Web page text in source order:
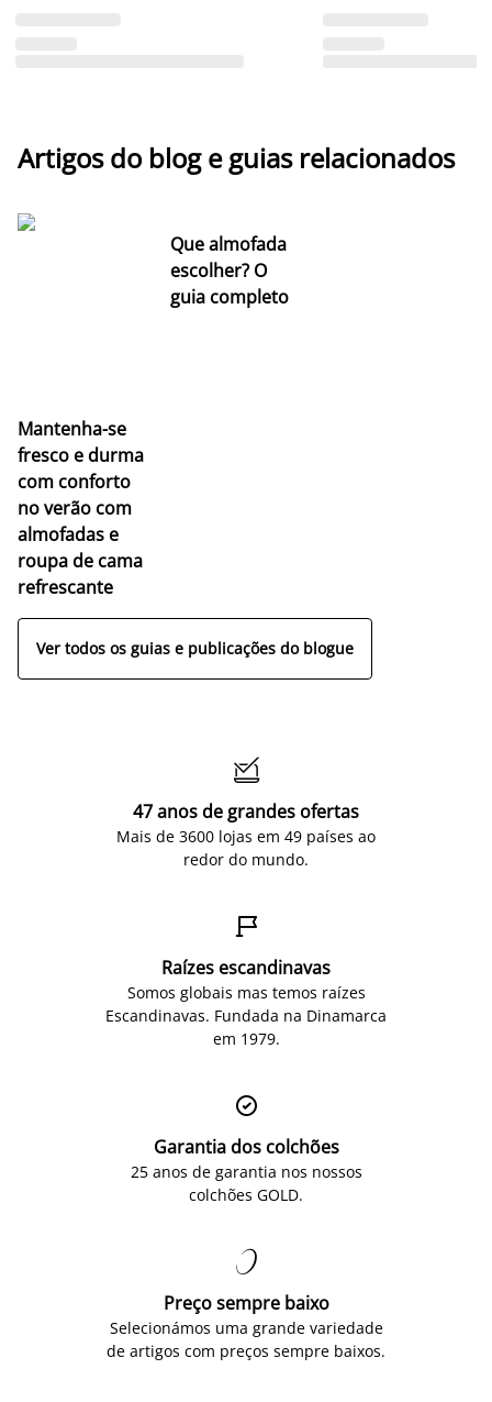
Artigos do blog e guias relacionados
Mantenha-se
fresco e durma
com conforto
no verão com
almofadas e
roupa de cama
refrescante
Que almofada
escolher? O
guia completo
Ver todos os guias e publicações do blogue

47 anos de grandes ofertas
Mais de 3600 lojas em 49 países ao
redor do mundo.

Raízes escandinavas
Somos globais mas temos raízes
Escandinavas. Fundada na Dinamarca
em 1979.

Garantia dos colchões
25 anos de garantia nos nossos
colchões GOLD.

Preço sempre baixo
Selecionámos uma grande variedade
de artigos com preços sempre baixos.